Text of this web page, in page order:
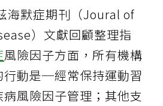
海默症期刊（Joural of
）文獻回顧整理指
風險因子方面，所有機構
行動是─經常保持運動習
風險因子管理；其他支